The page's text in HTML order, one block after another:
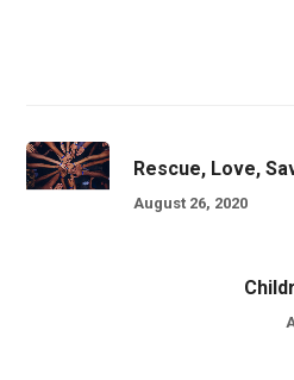
Rescue, Love,
August 26, 2020